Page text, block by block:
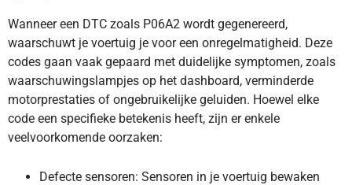
Wanneer een DTC zoals P06A2 wordt gegenereerd,
waarschuwt je voertuig je voor een onregelmatigheid. Deze
codes gaan vaak gepaard met duidelijke symptomen, zoals
waarschuwingslampjes op het dashboard, verminderde
motorprestaties of ongebruikelijke geluiden. Hoewel elke
code een specifieke betekenis heeft, zijn er enkele
veelvoorkomende oorzaken:
Defecte sensoren: Sensoren in je voertuig bewaken